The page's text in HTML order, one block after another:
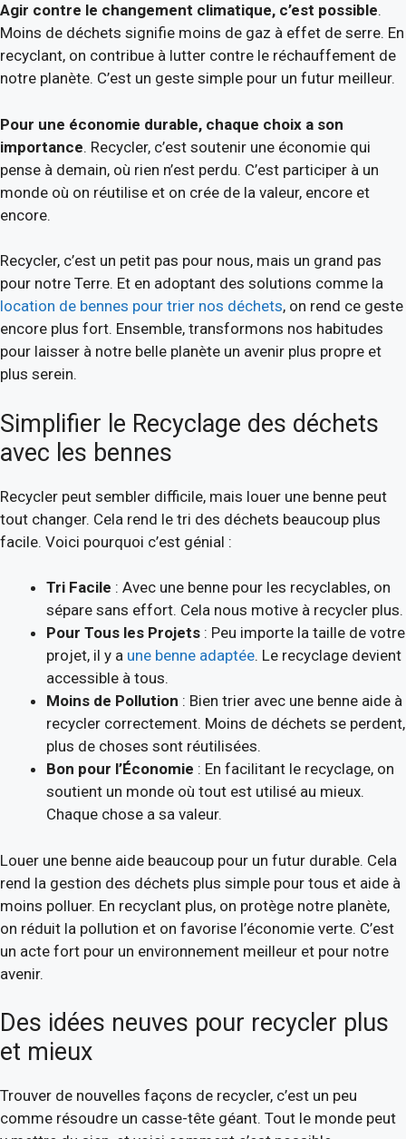
Agir contre le changement climatique, c’est possible.
Moins de déchets signifie moins de gaz à effet de serre. En
recyclant, on contribue à lutter contre le réchauffement de
notre planète. C’est un geste simple pour un futur meilleur.
Pour une économie durable, chaque choix a son
importance. Recycler, c’est soutenir une économie qui
pense à demain, où rien n’est perdu. C’est participer à un
monde où on réutilise et on crée de la valeur, encore et
encore.
Recycler, c’est un petit pas pour nous, mais un grand pas
pour notre Terre. Et en adoptant des solutions comme la
location de bennes pour trier nos déchets, on rend ce geste
encore plus fort. Ensemble, transformons nos habitudes
pour laisser à notre belle planète un avenir plus propre et
plus serein.
Simplifier le Recyclage des déchets
avec les bennes
Recycler peut sembler difficile, mais louer une benne peut
tout changer. Cela rend le tri des déchets beaucoup plus
facile. Voici pourquoi c’est génial :
Tri Facile : Avec une benne pour les recyclables, on
sépare sans effort. Cela nous motive à recycler plus.
Pour Tous les Projets : Peu importe la taille de votre
projet, il y a une benne adaptée. Le recyclage devient
accessible à tous.
Moins de Pollution : Bien trier avec une benne aide à
recycler correctement. Moins de déchets se perdent,
plus de choses sont réutilisées.
Bon pour l’Économie : En facilitant le recyclage, on
soutient un monde où tout est utilisé au mieux.
Chaque chose a sa valeur.
Louer une benne aide beaucoup pour un futur durable. Cela
rend la gestion des déchets plus simple pour tous et aide à
moins polluer. En recyclant plus, on protège notre planète,
on réduit la pollution et on favorise l’économie verte. C’est
un acte fort pour un environnement meilleur et pour notre
avenir.
Des idées neuves pour recycler plus
et mieux
Trouver de nouvelles façons de recycler, c’est un peu
comme résoudre un casse-tête géant. Tout le monde peut